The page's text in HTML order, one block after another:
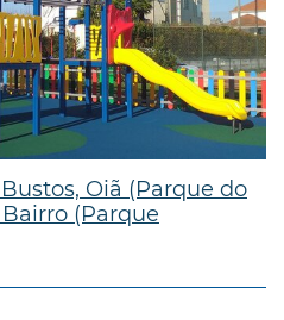
Oiã (Parque do
(Parque